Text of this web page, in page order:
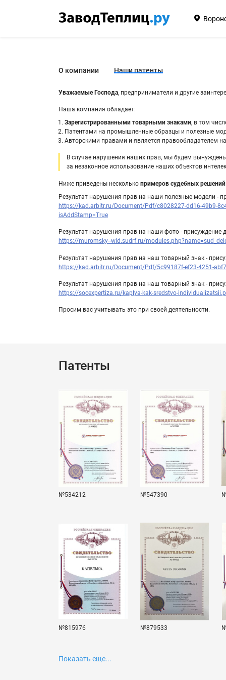
О компании Наши патенты
Уважаемые Господа, предприниматели и другие
Наша компания обладает:
Зарегистрированными товарными знаками, в том
Патентами на промышленные образцы и полезные
Авторскими правами и является правообладателем
В случае нарушения наших прав, мы будем
за незаконное использование наших объектов
Ниже приведены несколько примеров судебных решений:
Результат нарушения прав на наши полезные модели -
https://kad.arbitr.ru/Document/Pdf/c8028227-dd16-49b9-
isAddStamp=True
Результат нарушения прав на наши фото - присуждение
https://muromsky--wld.sudrf.ru/
Результат нарушения прав на наш товарный знак -
https://kad.arbitr.ru/Document/Pdf/5c99187f-ef23-4251-
Результат нарушения прав на наш товарный знак -
https://socexpertiza.ru/kaplya-kak-sredstvo-
Просим вас учитывать это при своей деятельности.
Патенты
№534212 №547390
№815976 №879533
Показать еще...